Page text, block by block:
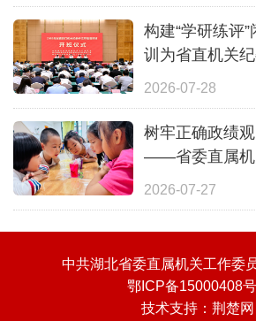
构建“学研练评
训为省直机关
2026-07-28
树牢正确政绩
——省委直属机
一夏”全覆盖暑
2026-07-27
中共湖北省委直属机关工作委
鄂ICP备15000408
技术支持： 荆楚网